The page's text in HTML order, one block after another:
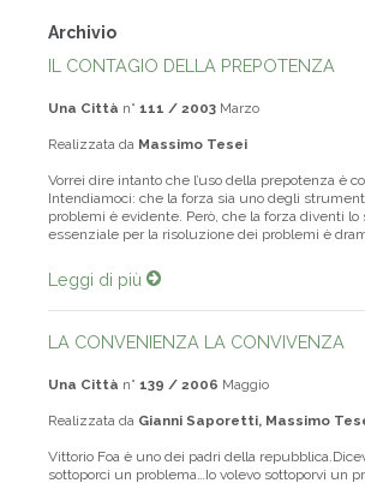
Archivio
IL CONTAGIO DELLA PREPOTENZA
Una Città n° 111 / 2003 Marzo
Realizzata da Massimo Tesei
Vorrei dire intanto che l’uso della prepotenza è
Intendiamoci: che la forza sia uno degli
problemi è evidente. Però, che la forza diventi
essenziale per la risoluzione dei problemi è
Leggi di più
LA CONVENIENZA LA CONVIVENZA
Una Città n° 139 / 2006 Maggio
Realizzata da Gianni Saporetti, Massimo
Vittorio Foa è uno dei padri della
sottoporci un problema…Io volevo sottoporvi un